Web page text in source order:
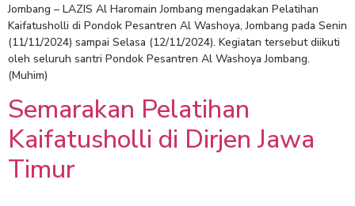
Jombang – LAZIS Al Haromain Jombang mengadakan Pelatihan
Kaifatusholli di Pondok Pesantren Al Washoya, Jombang pada Senin
(11/11/2024) sampai Selasa (12/11/2024). Kegiatan tersebut diikuti
oleh seluruh santri Pondok Pesantren Al Washoya Jombang.
(Muhim)
Semarakan Pelatihan
Kaifatusholli di Dirjen Jawa
Timur